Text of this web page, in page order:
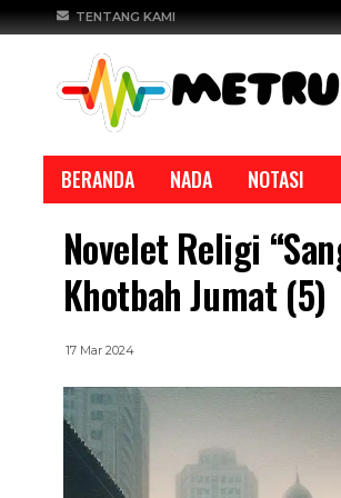
TENTANG KAMI
BERANDA NADA NOTASI
Novelet Religi
Khotbah Jumat (5)
17 Mar 2024